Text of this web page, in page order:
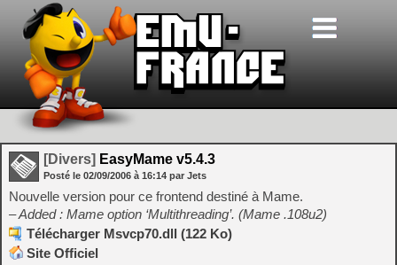
[Divers] EasyMame v5.4.3
Posté le 02/09/2006 à 16:14 par Jets
Nouvelle version pour ce frontend destiné à Mame.
– Added : Mame option ‘Multithreading’. (Mame .108u2)
Télécharger Msvcp70.dll (122 Ko)
Site Officiel